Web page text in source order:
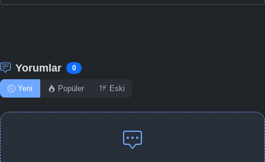
Yorumlar 0
Yeni Popüler Eski